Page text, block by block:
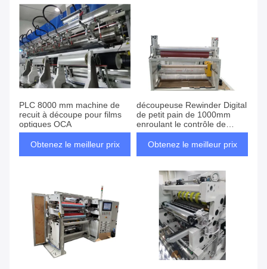
PLC 8000 mm machine de
recuit à découpe pour films
optiques OCA
Obtenez le meilleur prix
découpeuse Rewinder Digital
de petit pain de 1000mm
enroulant le contrôle de
tension magnétique
Obtenez le meilleur prix